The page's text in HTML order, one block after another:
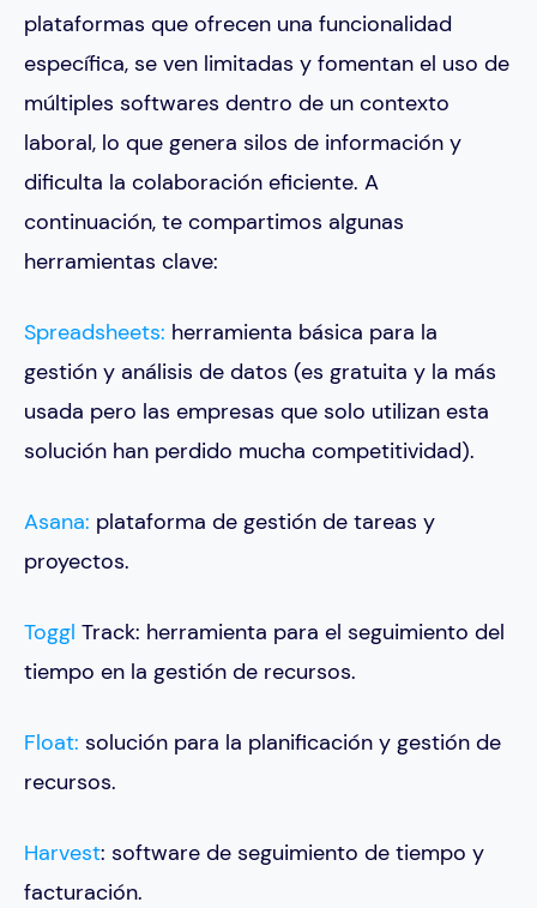
plataformas que ofrecen una funcionalidad
específica, se ven limitadas y fomentan el uso de
múltiples softwares dentro de un contexto
laboral, lo que genera silos de información y
dificulta la colaboración eficiente. A
continuación, te compartimos algunas
herramientas clave:
Spreadsheets: herramienta básica para la
gestión y análisis de datos (es gratuita y la más
usada pero las empresas que solo utilizan esta
solución han perdido mucha competitividad).
Asana: plataforma de gestión de tareas y
proyectos.
Toggl Track: herramienta para el seguimiento del
tiempo en la gestión de recursos.
Float: solución para la planificación y gestión de
recursos.
Harvest: software de seguimiento de tiempo y
facturación.